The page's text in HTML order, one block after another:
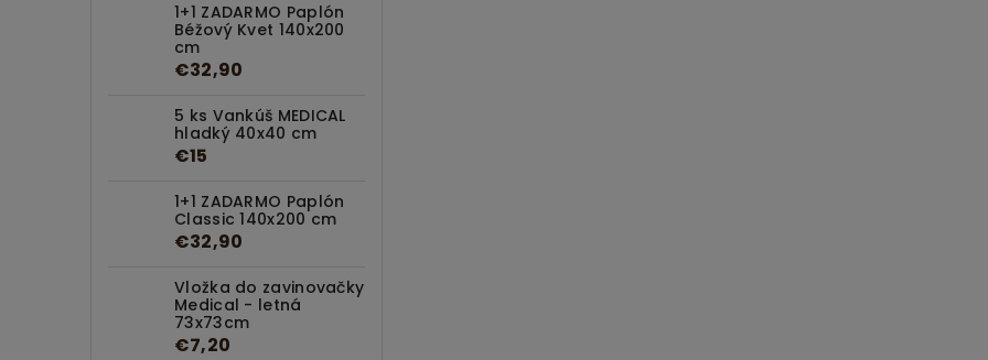
1+1 ZADARMO Paplón
Béžový Kvet 140x200
cm
€32,90
5 ks Vankúš MEDICAL
hladký 40x40 cm
€15
1+1 ZADARMO Paplón
Classic 140x200 cm
€32,90
Vložka do zavinovačky
Medical - letná
73x73cm
€7,20